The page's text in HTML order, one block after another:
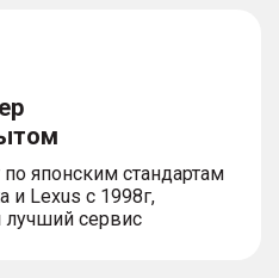
японским стандартам
и Lexus с 1998г,
лучший сервис